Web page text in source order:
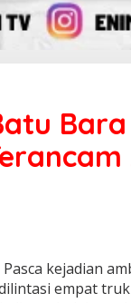
kejadian
empat